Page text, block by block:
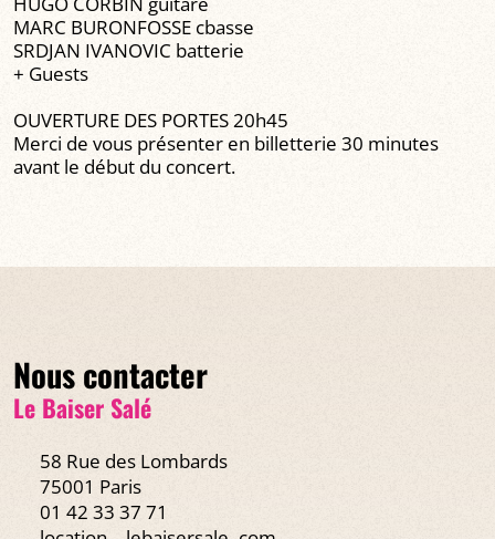
MARC BURONFOSSE cbasse
SRDJAN IVANOVIC batterie
+ Guests
OUVERTURE DES PORTES 20h45
Merci de vous présenter en billetterie 30 minutes
avant le début du concert.
Nous contacter
Le Baiser Salé
58 Rue des Lombards
75001 Paris
01 42 33 37 71